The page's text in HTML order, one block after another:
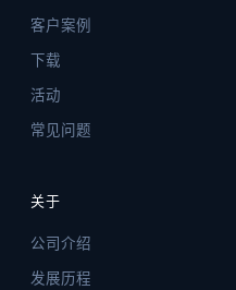
客户案例
下载
活动
常见问题
关于
公司介绍
发展历程